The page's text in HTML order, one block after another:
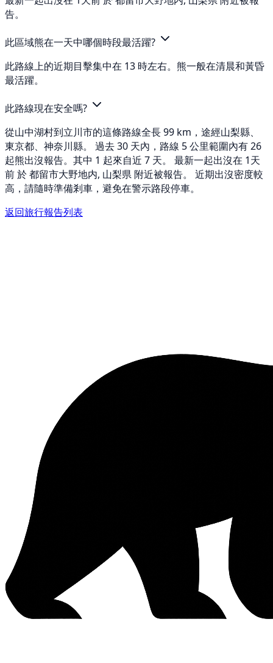
告。
此區域熊在一天中哪個時段最活躍?
此路線上的近期目擊集中在 13 時左右。熊一般在清晨和黃昏
最活躍。
此路線現在安全嗎?
從山中湖村到立川市的這條路線全長 99 km，途經山梨縣、
東京都、神奈川縣。 過去 30 天內，路線 5 公里範圍內有 26
起熊出沒報告。其中 1 起來自近 7 天。 最新一起出沒在 1天
前 於 都留市大野地内, 山梨県 附近被報告。 近期出沒密度較
高，請隨時準備剎車，避免在警示路段停車。
返回旅行報告列表